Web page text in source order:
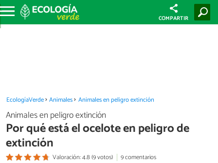
COMPARTIR
EcologíaVerde Animales Animales en peligro extinción
Animales en peligro extinción
Por qué está el ocelote en peligro de
extinción
Valoración: 4.8 (9 votos)
9 comentarios